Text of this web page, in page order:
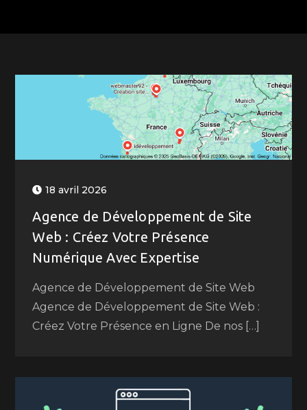
18 avril 2026
Agence de Développement de Site
Web : Créez Votre Présence
Numérique Avec Expertise
Agence de Développement de Site Web
Agence de Développement de Site Web :
Créez Votre Présence en Ligne De nos […]